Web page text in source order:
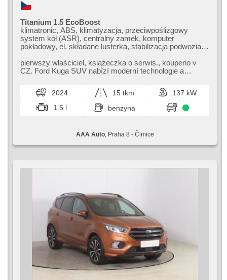
Titanium 1.5 EcoBoost
klimatronic, ABS, klimatyzacja, przeciwpoślizgowy
system kół (ASR), centralny zamek, komputer
pokładowy, el. składane lusterka, stabilizacja podwozia
przycisk start, czujnik ciśnienia opon, USB, 6x poduszka
powietrzna, podgrzewana przednia szyba, podgrzewana
wspomaganie układu kierowniczego, el. opuszczane
szyby, relingi dachowe, radio fabryczne, automat
pierwszy właściciel,​ książeczka o serwis.,​ koupeno v
CZ. Ford Kuga SUV nabízí moderní technologie a
2024 15 tkm
137 kW
1.5 l
benzyna
AAA Auto, Praha 8 - Čimice